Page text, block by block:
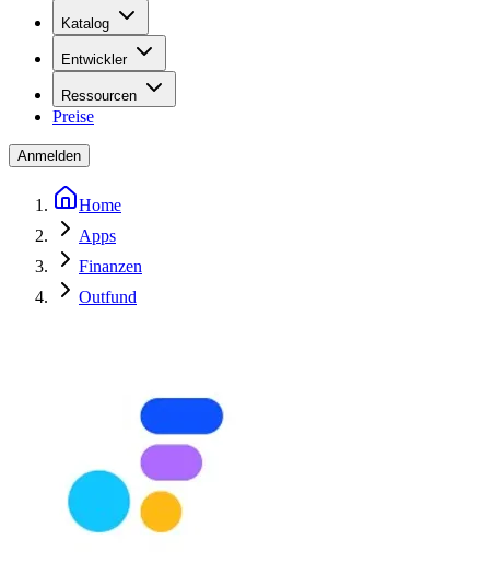
Katalog
Entwickler
Ressourcen
Preise
Anmelden
Home
Apps
Finanzen
Outfund